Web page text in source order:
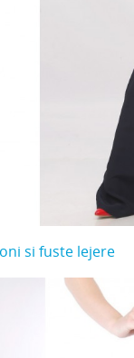
si fuste lejere